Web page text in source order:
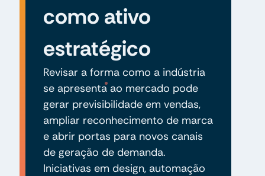
como ativo
estratégico
Revisar a forma como a indústria
se apresenta ao mercado pode
gerar previsibilidade em vendas,
ampliar reconhecimento de marca
e abrir portas para novos canais
de geração de demanda.
Iniciativas em design, automação